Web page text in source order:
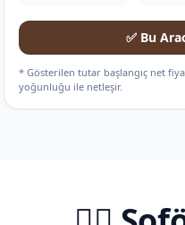
✅ Bu
* Gösterilen tutar başlangıç net
yoğunluğu ile netleşir.